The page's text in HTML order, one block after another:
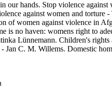
our hands. Stop violence
against women and torture
of women against violence in
is no haven: womens right to
Lünnemann. Children's
Jan C. M. Willems. Domestic